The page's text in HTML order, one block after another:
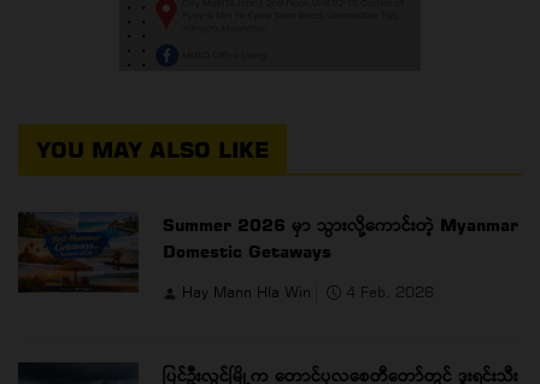
YOU MAY ALSO LIKE
Summer 2026 မှာ သွားလို့ကောင်းတဲ့ Myanmar
Domestic Getaways
Hay Mann Hla Win 4 Feb, 2026
ပြင်ဦးလွင်မြို့က တောင်ပုလစေတီတော်တွင် ဒူးရင်းသီး